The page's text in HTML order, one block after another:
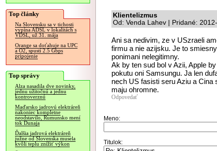
Top články
Na Slovensku sa v tichosti
vypína ADSL v lokalitách s
VDSL, už 31. mája
Orange sa doťahuje na UPC
a O2, spustí 2.5 Gbps
pripojenie
Top správy
Alza nasadila dve novinky,
jednu užitočnú a jednu
kontroverznú
Maďarsko jadrovú elektráreň
nakoniec kompletne
neodstavilo, Rumunsko mení
tok Dunaja
Ďalšia jadrová elektráreň
južne od Slovenska musela
kvôli teplu znížiť výkon
Klientelizmus
Od: Venda Lahev | Pridané:
Ani sa nedivim, ze v USzraeli
firmu a nie azijsku. Je to
ponimani nelegitimny.
Ak by ten sud bol v Azii, Apple
pokutu oni Samsungu. Ja len
nech US fasisti seru Aziu a
maju ohromne.
Odpovedať
Meno:
Titulok: